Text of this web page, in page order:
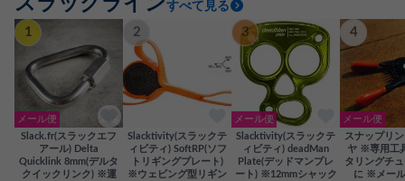
すべて見る
1
メール便
Slack.fr(スラックエフ
アール) Delta
Quicklink 8mm(デルタ
クイックリンク) ※運
2
Slacktivity(スラックテ
ィビティ) SoftRP(ソフ
トリギングプレート)
※ウェビング型リギン
3
メール便
Slacktivity(スラックテ
ィビティ) deadMan
Plate(デッドマンプレ
ート) ※12mmシャック
4
メール便
スナップリ
ヤ ※専用工
タリングチ
に ※メー